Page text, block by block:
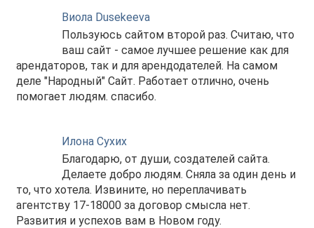
Виола Dusekeeva
Пользуюсь сайтом второй раз. Считаю, что
ваш сайт - самое лучшее решение как для
арендаторов, так и для арендодателей. На самом
деле "Народный" Сайт. Работает отлично, очень
помогает людям. спасибо.
Илона Сухих
Благодарю, от души, создателей сайта.
Делаете добро людям. Сняла за один день и
то, что хотела. Извините, но переплачивать
агентству 17-18000 за договор смысла нет.
Развития и успехов вам в Новом году.